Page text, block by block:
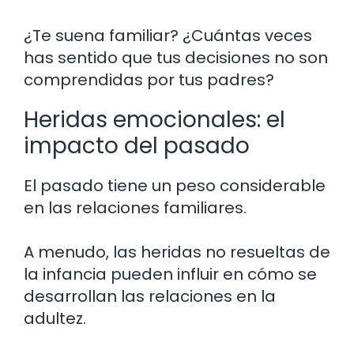
¿Te suena familiar? ¿Cuántas veces
has sentido que tus decisiones no son
comprendidas por tus padres?
Heridas emocionales: el
impacto del pasado
El pasado tiene un peso considerable
en las relaciones familiares.
A menudo, las heridas no resueltas de
la infancia pueden influir en cómo se
desarrollan las relaciones en la
adultez.